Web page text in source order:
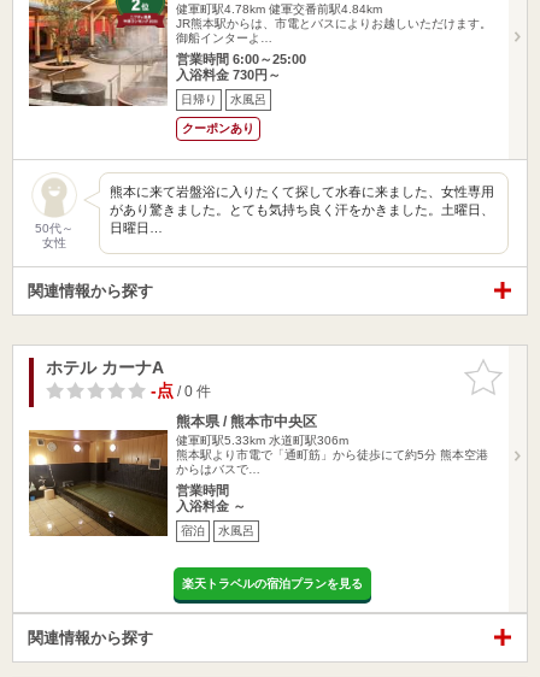
健軍町駅4.78km 健軍交番前駅4.84km
JR熊本駅からは、市電とバスによりお越しいただけます。
御船インターよ…
営業時間 6:00～25:00
入浴料金 730円～
日帰り 水風呂
クーポンあり
50代～
女性
熊本に来て岩盤浴に入りたくて探して水春に来ました、女性専用
があり驚きました。とても気持ち良く汗をかきました。土曜日、
日曜日…
関連情報から探す
お気に入
りに追加
ホテル カーナA
-点/ 0 件
熊本県 / 熊本市中央区
健軍町駅5.33km 水道町駅306m
熊本駅より市電で「通町筋」から徒歩にて約5分 熊本空港
からはバスで…
営業時間
入浴料金 ～
宿泊 水風呂
楽天トラベルの宿泊プランを見る
関連情報から探す